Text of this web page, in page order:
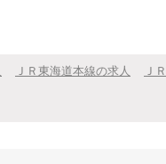
ＪＲ東海道本線の求人 Ｊ